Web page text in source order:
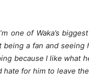
one of Waka’s
being a fan and
because I like what
hate for him to leave